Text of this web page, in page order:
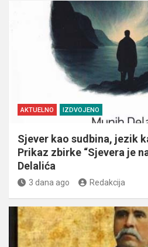
AKTUELNO IZDVOJENO
Sjever kao sudbina, jezik
Prikaz zbirke “Sjevera je
Delalića
3 dana ago Redakcija